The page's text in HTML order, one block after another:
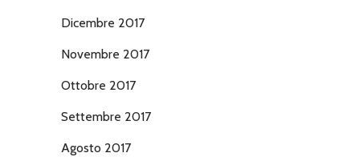
Dicembre 2017
Novembre 2017
Ottobre 2017
Settembre 2017
Agosto 2017